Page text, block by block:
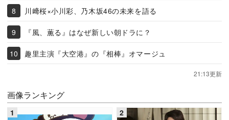
川﨑桜×小川彩、乃木坂46の未来を語る
『風、薫る』はなぜ新しい朝ドラに？
趣里主演『大空港』の『相棒』オマージュ
21:13更新
画像ランキング